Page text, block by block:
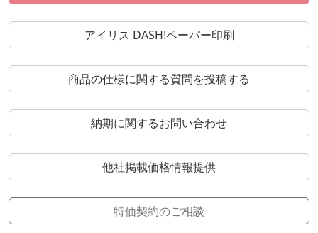
アイリス DASH!ペーパー印刷
商品の仕様に関する質問を投稿する
納期に関するお問い合わせ
他社掲載価格情報提供
特価契約のご相談